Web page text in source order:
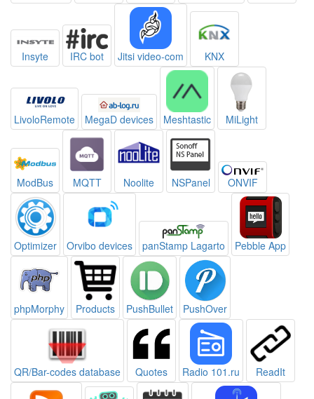
Insyte IRC bot Jitsi video-com KNX
LivoloRemote MegaD devices Meshtastic MiLight
ModBus MQTT Noolite NSPanel ONVIF
Optimizer Orvibo devices panStamp Lagarto Pebble App
phpMorphy Products PushBullet PushOver
QR/Bar-codes database Quotes Radio 101.ru ReadIt